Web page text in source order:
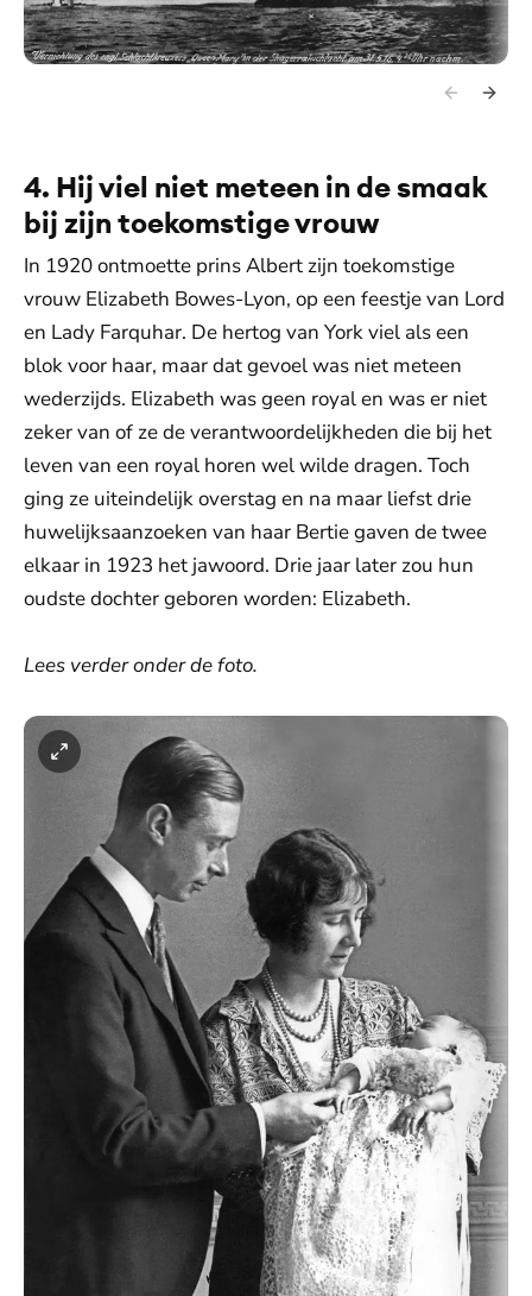
4. Hij viel niet meteen in de smaak
bij zijn toekomstige vrouw
In 1920 ontmoette prins Albert zijn toekomstige
vrouw Elizabeth Bowes-Lyon, op een feestje van Lord
en Lady Farquhar. De hertog van York viel als een
blok voor haar, maar dat gevoel was niet meteen
wederzijds. Elizabeth was geen royal en was er niet
zeker van of ze de verantwoordelijkheden die bij het
leven van een royal horen wel wilde dragen. Toch
ging ze uiteindelijk overstag en na maar liefst drie
huwelijksaanzoeken van haar Bertie gaven de twee
elkaar in 1923 het jawoord. Drie jaar later zou hun
oudste dochter geboren worden: Elizabeth.
Lees verder onder de foto.